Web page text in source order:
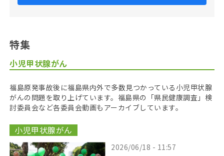
特集
小児甲状腺がん
福島原発事故後に福島県内外で多数見つかっている小児甲状腺
がんの問題を取り上げています。福島県の「県民健康調査」検
討委員会など各委員会動画もアーカイブしています。
小児甲状腺がん
2026/06/18 - 11:57